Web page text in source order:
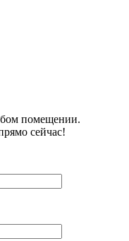
помещении.
сейчас!